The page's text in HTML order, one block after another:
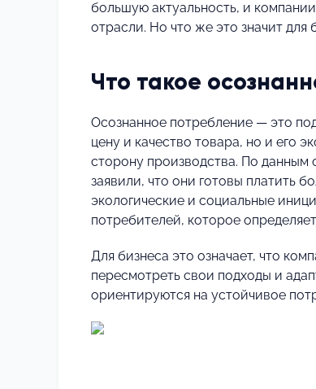
большую актуальность, и
отрасли. Но что же это значит для
Что такое
Осознанное потребление — это
цену и качество товара, но и его
сторону производства. По данным
заявили, что они готовы платить
экологические и социальные
потребителей, которое
Для бизнеса это означает, что
пересмотреть свои подходы и
ориентируются на устойчивое